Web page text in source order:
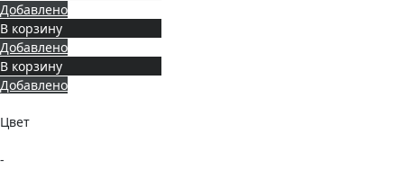
Добавлено
В корзину
Добавлено
В корзину
Добавлено
Цвет
-